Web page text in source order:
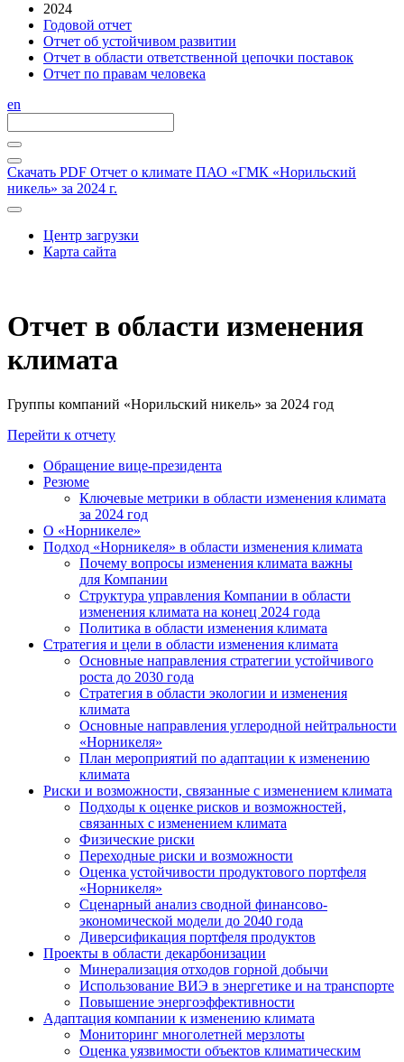
2024
Годовой отчет
Отчет об устойчивом развитии
Отчет в области ответственной цепочки поставок
Отчет по правам человека
en
Скачать PDF Отчет о климате ПАО «ГМК «Норильский
никель» за 2024 г.
Центр загрузки
Карта сайта
Отчет в области изменения
климата
Группы компаний «Норильский никель» за 2024 год
Перейти к отчету
Обращение вице-президента
Резюме
Ключевые метрики в области изменения климата
за 2024 год
О «Норникеле»
Подход «Норникеля» в области изменения климата
Почему вопросы изменения климата важны
для Компании
Структура управления Компании в области
изменения климата на конец 2024 года
Политика в области изменения климата
Стратегия и цели в области изменения климата
Основные направления стратегии устойчивого
роста до 2030 года
Стратегия в области экологии и изменения
климата
Основные направления углеродной нейтральности
«Норникеля»
План мероприятий по адаптации к изменению
климата
Риски и возможности, связанные с изменением климата
Подходы к оценке рисков и возможностей,
связанных с изменением климата
Физические риски
Переходные риски и возможности
Оценка устойчивости продуктового портфеля
«Норникеля»
Сценарный анализ сводной финансово-
экономической модели до 2040 года
Диверсификация портфеля продуктов
Проекты в области декарбонизации
Минерализация отходов горной добычи
Использование ВИЭ в энергетике и на транспорте
Повышение энергоэффективности
Адаптация компании к изменению климата
Мониторинг многолетней мерзлоты
Оценка уязвимости объектов климатическим